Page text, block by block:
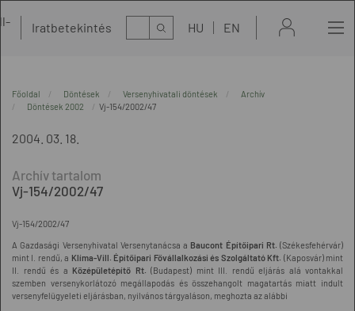
Iratbetekintés Kereső HU EN
Főoldal Döntések Versenyhivatali döntések
Archív
Döntések 2002
Vj-154/2002/47
2004. 03. 18.
Vj-154/2002/47
Vj-154/2002/47
A Gazdasági Versenyhivatal Versenytanácsa a Baucont Építőipari Rt. (Székesfehérvár)
mint I. rendű, a Klíma-Vill. Építőipari Fővállalkozási és Szolgáltató Kft. (Kaposvár) mint
II. rendű és a Középületépítő Rt. (Budapest) mint III. rendű eljárás alá vontakkal
szemben versenykorlátozó megállapodás és összehangolt magatartás miatt indult
versenyfelügyeleti eljárásban, nyilvános tárgyaláson, meghozta az alábbi